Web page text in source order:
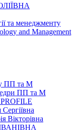
та менеджменту
and Management
ПП та М
ПП та М
Вікторівна